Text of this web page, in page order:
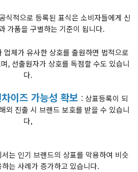
식적으로 등록된 표식은 소비자들에게 신
가품을 구별하는 기준이 됩니다.
업체가 유사한 상호를 출원하면 법적으로
, 선출원자가 상호를 독점할 수도 있습니
다.
이즈 가능성 확보 : 상표등록이 되
외 진출 시 브랜드 보호를 받을 수 있습니
다,
는 인기 브랜드의 상표를 악용하여 비슷
는 사례가 증가하고 있습니다.